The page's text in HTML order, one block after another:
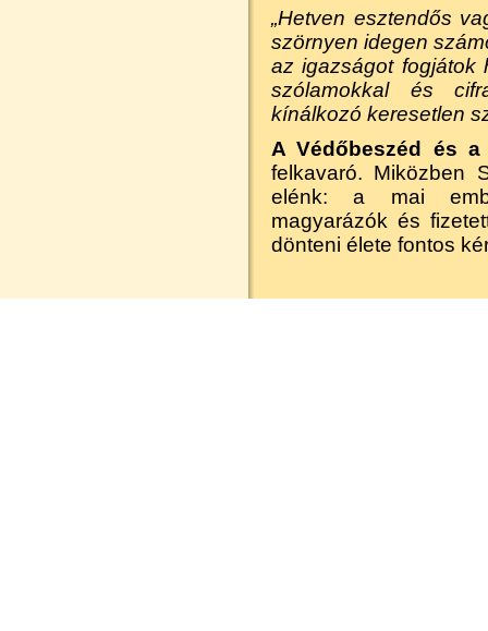
„Hetven esztendős
szörnyen idegen
az igazságot fogjátok
szólamokkal és
kínálkozó keresetlen
A Védőbeszéd és
felkavaró. Miközben
elénk: a mai
magyarázók és
dönteni élete fontos